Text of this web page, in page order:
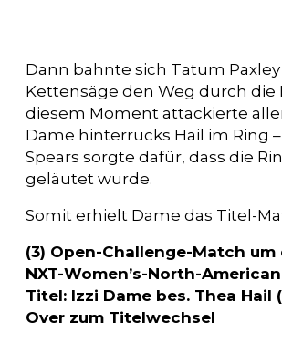
Dann bahnte sich Tatum
Kettensäge den Weg durch die
diesem Moment attackierte
Dame hinterrücks Hail im Ring
Spears sorgte dafür, dass die
geläutet wurde.
Somit erhielt Dame das Titel-
(3) Open-Challenge-Match um
NXT-Women’s-North-
Titel: Izzi Dame bes. Thea Hail
Over zum Titelwechsel